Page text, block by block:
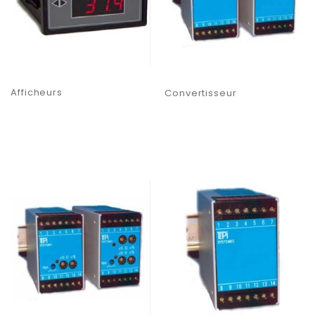
Afficheurs Convertisseur